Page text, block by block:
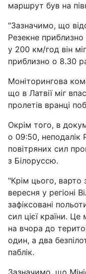
маршрут був на
"Зазначимо, що
Резекне
у 200 км/год він
приблизно о 8.30
Моніторингова
що в Латвії міг
пролетів вранці
Окрім того, в
о 09:50, неподалік
повітряних сил
з Білоруссю.
"Крім цього, варто
вересня у регіоні
зафіксовані
сил цієї країни.
на вчора до
один, а два
паблік.